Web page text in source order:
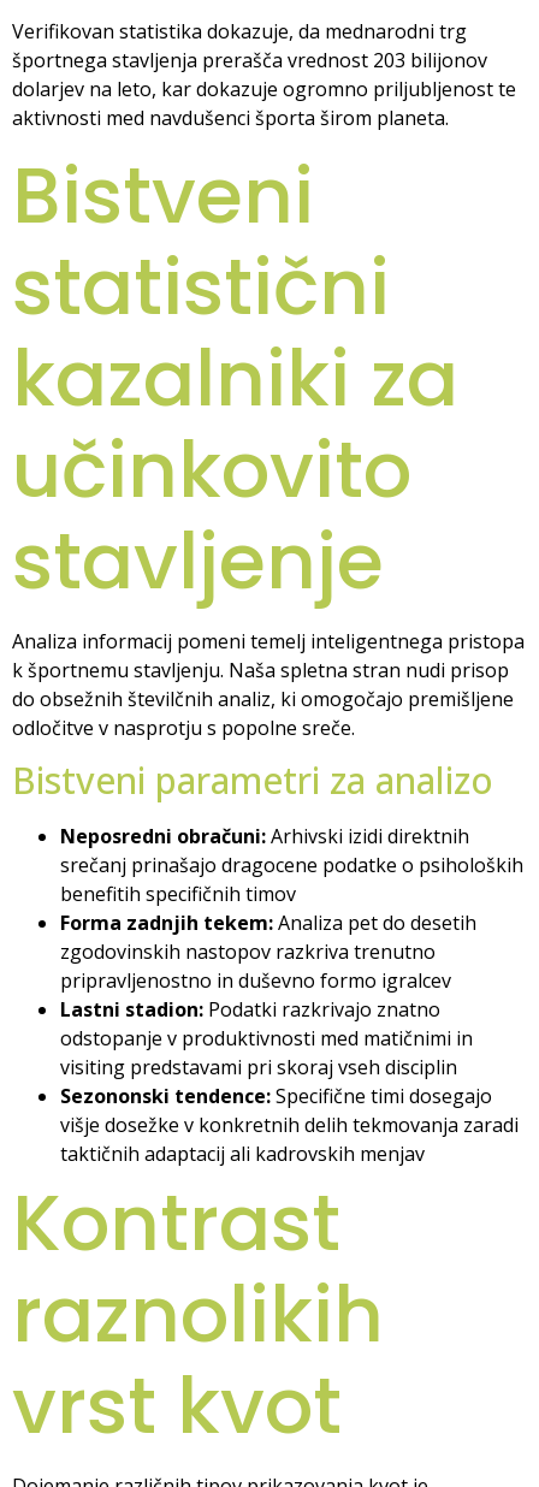
Verifikovan statistika dokazuje, da mednarodni trg
športnega stavljenja prerašča vrednost 203 bilijonov
dolarjev na leto, kar dokazuje ogromno priljubljenost te
aktivnosti med navdušenci športa širom planeta.
Bistveni
statistični
kazalniki za
učinkovito
stavljenje
Analiza informacij pomeni temelj inteligentnega pristopa
k športnemu stavljenju. Naša spletna stran nudi prisop
do obsežnih številčnih analiz, ki omogočajo premišljene
odločitve v nasprotju s popolne sreče.
Bistveni parametri za analizo
Neposredni obračuni:Arhivski izidi direktnih
srečanj prinašajo dragocene podatke o psiholoških
benefitih specifičnih timov
Forma zadnjih tekem:Analiza pet do desetih
zgodovinskih nastopov razkriva trenutno
pripravljenostno in duševno formo igralcev
Lastni stadion: Podatki razkrivajo znatno
odstopanje v produktivnosti med matičnimi in
visiting predstavami pri skoraj vseh disciplin
Sezononski tendence:Specifične timi dosegajo
višje dosežke v konkretnih delih tekmovanja zaradi
taktičnih adaptacij ali kadrovskih menjav
Kontrast
raznolikih
vrst kvot